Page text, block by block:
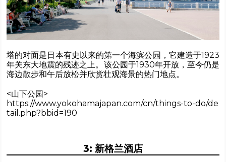
塔的对面是日本有史以来的第一个海滨公园，它建造于1923
年关东大地震的残迹之上。该公园于1930年开放，至今仍是
海边散步和午后放松并欣赏壮观海景的热门地点。
<山下公园>
https://www.yokohamajapan.com/cn/things-to-do/de
tail.php?bbid=190
3: 新格兰酒店